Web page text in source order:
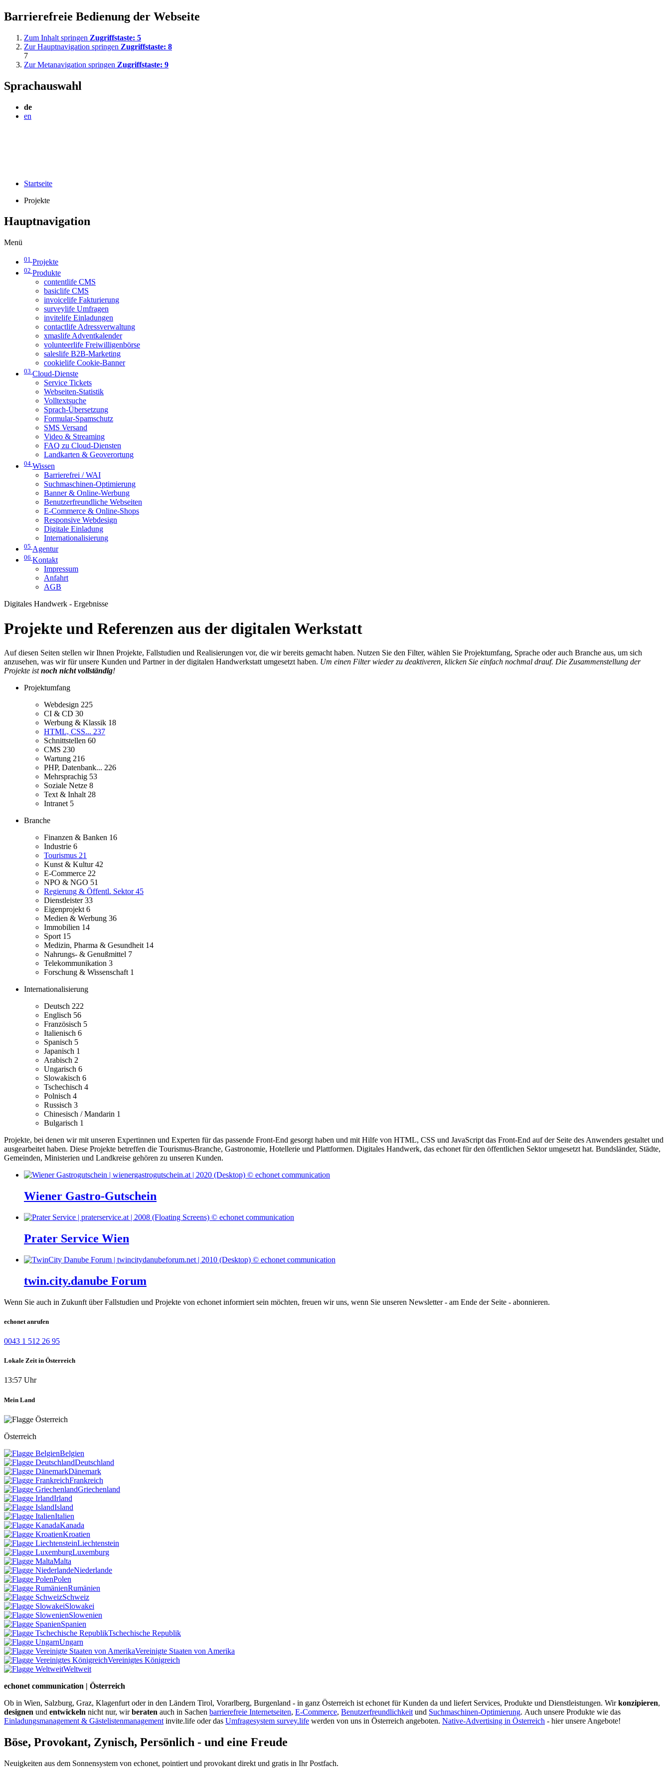
Barrierefreie Bedienung der Webseite
Zum Inhalt springen Zugriffstaste: 5
Zur Hauptnavigation springen Zugriffstaste: 8
7
Zur Metanavigation springen Zugriffstaste: 9
Sprachauswahl
de
en
Startseite
Projekte
Hauptnavigation
Menü
01 Projekte
02 Produkte
contentlife CMS
basiclife CMS
invoicelife Fakturierung
surveylife Umfragen
invitelife Einladungen
contactlife Adressverwaltung
xmaslife Adventkalender
volunteerlife Freiwilligenbörse
saleslife B2B-Marketing
cookielife Cookie-Banner
03 Cloud-Dienste
Service Tickets
Webseiten-Statistik
Volltextsuche
Sprach-Übersetzung
Formular-Spamschutz
SMS Versand
Video & Streaming
FAQ zu Cloud-Diensten
Landkarten & Geoverortung
04 Wissen
Barrierefrei / WAI
Suchmaschinen-Optimierung
Banner & Online-Werbung
Benutzerfreundliche Webseiten
E-Commerce & Online-Shops
Responsive Webdesign
Digitale Einladung
Internationalisierung
05 Agentur
06 Kontakt
Impressum
Anfahrt
AGB
Digitales Handwerk - Ergebnisse
Projekte und Referenzen aus der digitalen Werkstatt
Auf diesen Seiten stellen wir Ihnen Projekte, Fallstudien und Realisierungen vor, die wir bereits gemacht haben. Nutzen Sie den Filter, wählen Sie Projektumfang, Sprache oder auch Branche aus, um sich
anzusehen, was wir für unsere Kunden und Partner in der digitalen Handwerkstatt umgesetzt haben. Um einen Filter wieder zu deaktiveren, klicken Sie einfach nochmal drauf. Die Zusammenstellung der
Projekte istnoch nicht vollständig!
Projektumfang
Webdesign 225
CI & CD 30
Werbung & Klassik 18
HTML, CSS... 237
Schnittstellen 60
CMS 230
Wartung 216
PHP, Datenbank... 226
Mehrsprachig 53
Soziale Netze 8
Text & Inhalt 28
Intranet 5
Branche
Finanzen & Banken 16
Industrie 6
Tourismus 21
Kunst & Kultur42
E-Commerce 22
NPO & NGO 51
Regierung & Öffentl. Sektor45
Dienstleister33
Eigenprojekt 6
Medien & Werbung 36
Immobilien 14
Sport 15
Medizin, Pharma & Gesundheit 14
Nahrungs- & Genußmittel 7
Telekommunikation 3
Forschung & Wissenschaft 1
Internationalisierung
Deutsch 222
Englisch 56
Französisch 5
Italienisch 6
Spanisch 5
Japanisch 1
Arabisch 2
Ungarisch 6
Slowakisch 6
Tschechisch 4
Polnisch 4
Russisch 3
Chinesisch / Mandarin 1
Bulgarisch 1
Projekte, bei denen wir mit unseren Expertinnen und Experten für das passende Front-End gesorgt haben und mit Hilfe von HTML, CSS und JavaScript das Front-End auf der Seite des Anwenders gestaltet und
ausgearbeitet haben. Diese Projekte betreffen die Tourismus-Branche, Gastronomie, Hotellerie und Plattformen. Digitales Handwerk, das echonet für den öffentlichen Sektor umgesetzt hat. Bundsländer, Städte,
Gemeinden, Ministerien und Landkreise gehören zu unseren Kunden.
Wiener Gastro-Gutschein
Prater Service Wien
twin.city.danube Forum
Wenn Sie auch in Zukunft über Fallstudien und Projekte von echonet informiert sein möchten, freuen wir uns, wenn Sie unseren Newsletter - am Ende der Seite - abonnieren.
echonet anrufen
0043 1 512 26 95
Lokale Zeit in Österreich
13:57 Uhr
Mein Land
Österreich
Belgien
Deutschland
Dänemark
Frankreich
Griechenland
Irland
Island
Italien
Kanada
Kroatien
Liechtenstein
Luxemburg
Malta
Niederlande
Polen
Rumänien
Schweiz
Slowakei
Slowenien
Spanien
Tschechische Republik
Ungarn
Vereinigte Staaten von Amerika
Vereinigtes Königreich
Weltweit
echonet communication | Österreich
Ob in Wien, Salzburg, Graz, Klagenfurt oder in den Ländern Tirol, Vorarlberg, Burgenland - in ganz Österreich ist echonet für Kunden da und liefert Services, Produkte und Dienstleistungen. Wirkonzipieren,
designen und entwickeln nicht nur, wirberaten auch in Sachen barrierefreie Internetseiten, E-Commerce, Benutzerfreundlichkeit und Suchmaschinen-Optimierung. Auch unsere Produkte wie das
Einladungsmanagement & Gästelistenmanagement invite.life oder das Umfragesystem survey.life werden von uns in Österreich angeboten. Native-Advertising in Österreich - hier unsere Angebote!
Böse, Provokant, Zynisch, Persönlich - und eine Freude
Neuigkeiten aus dem Sonnensystem von echonet, pointiert und provokant direkt und gratis in Ihr Postfach.